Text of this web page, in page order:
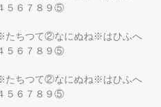
５６７８９⑤
ちつて②なにぬね※はひふへ
５６７８９⑤
ちつて②なにぬね※はひふへ
５６７８９⑤